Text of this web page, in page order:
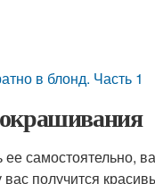
в блонд. Часть 1
самостоятельно,
получится